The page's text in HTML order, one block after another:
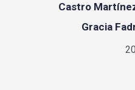
Castro
Gracia